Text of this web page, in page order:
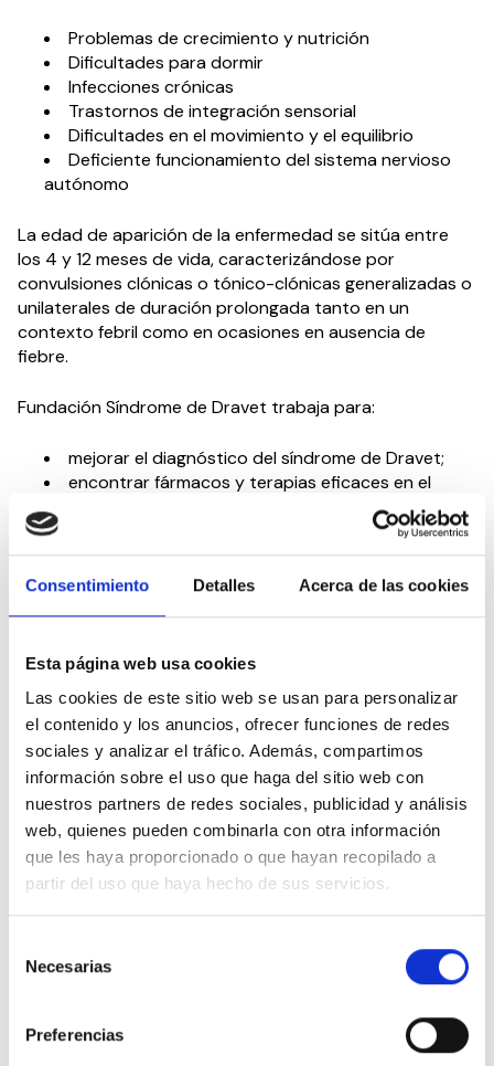
Consentimiento Detalles Acerca de las cookies
Esta página web usa cookies
Las cookies de este sitio web se usan para personalizar
el contenido y los anuncios, ofrecer funciones de redes
sociales y analizar el tráfico. Además, compartimos
información sobre el uso que haga del sitio web con
nuestros partners de redes sociales, publicidad y análisis
web, quienes pueden combinarla con otra información
que les haya proporcionado o que hayan recopilado a
partir del uso que haya hecho de sus servicios.
Necesarias
Preferencias
Problemas de crecimiento y nutrición
Dificultades para dormir
Infecciones crónicas
Trastornos de integración sensorial
Dificultades en el movimiento y el equilibrio
Deficiente funcionamiento del sistema nervioso
autónomo
La edad de aparición de la enfermedad se sitúa entre
los 4 y 12 meses de vida, caracterizándose por
convulsiones clónicas o tónico-clónicas generalizadas o
unilaterales de duración prolongada tanto en un
contexto febril como en ocasiones en ausencia de
fiebre.
Fundación Síndrome de Dravet trabaja para:
mejorar el diagnóstico del síndrome de Dravet;
encontrar fármacos y terapias eficaces en el
menor tiempo posible, así como descubrir una cura
para el síndrome de Dravet;
desarrollar acciones de concienciación y
divulgación del síndrome de Dravet y
Esta es la cuarta adhesión de una entidad a CEDDD en
lo que va de año, tras las de Facilito TV, Asociación
Nacional de la Epilepsia ANPE y Asociación ENACH. Como
en todas ellas, la entrada de Fundación Síndrome de
Dravet en CEDDD se produce de forma natural y
fortalece y diversifica un movimiento que, además de
defender los derechos e intereses de las personas con
discapacidad en general y/o en situación de
dependencia, así como las personas mayores, informa y
sensibiliza sobre la realidad de los colectivos que
representa a través de comunicados y Jornadas CEDDD
de índole informativa. Al mismo tiempo, busca hacer
incidencia política para sacar adelante medidas que